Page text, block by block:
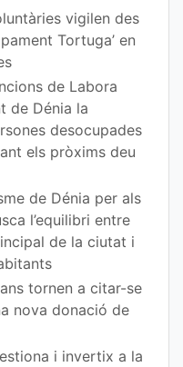
vigilen des
Tortuga’ en
de Labora
de Dénia la
desocupades
els pròxims deu
de Dénia per als
l’equilibri entre
de la ciutat i
tornen a citar-se
nova donació de
i invertix a la